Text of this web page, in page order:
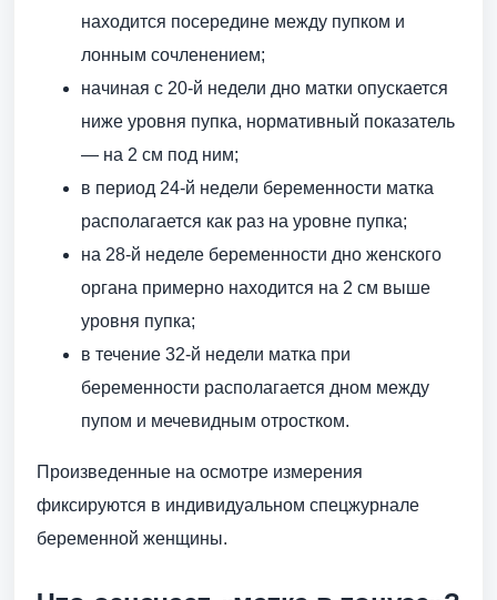
находится посередине между пупком и
лонным сочленением;
начиная с 20-й недели дно матки опускается
ниже уровня пупка, нормативный показатель
— на 2 см под ним;
в период 24-й недели беременности матка
располагается как раз на уровне пупка;
на 28-й неделе беременности дно женского
органа примерно находится на 2 см выше
уровня пупка;
в течение 32-й недели матка при
беременности располагается дном между
пупом и мечевидным отростком.
Произведенные на осмотре измерения
фиксируются в индивидуальном спецжурнале
беременной женщины.